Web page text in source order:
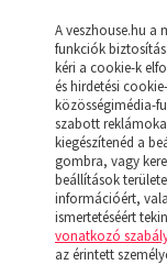
(19)
A veszhouse.hu a
funkciók
kéri a cookie-k
és hirdetési
közösségimédia-
szabott
kiegészítenéd a
gombra, vagy
beállítások
információért,
ismertetéséért
vonatkozó
az érintett